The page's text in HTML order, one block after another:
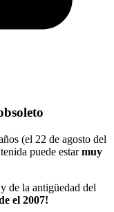
(el 22 de agosto del
puede estarmuy
de la antigüedad del
el 2007!